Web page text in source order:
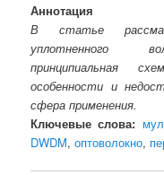
Аннотация
В статье
уплотненного
принципиальная
особенности и
сфера применения.
Ключевые слова:
DWDM,оптоволокно,